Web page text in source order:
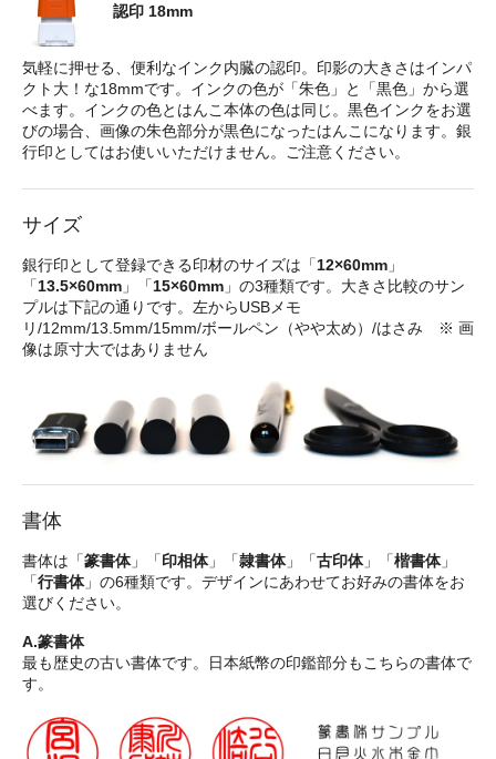
認印 18mm
気軽に押せる、便利なインク内臓の認印。印影の大きさはインパ
クト大！な18mmです。インクの色が「朱色」と「黒色」から選
べます。インクの色とはんこ本体の色は同じ。黒色インクをお選
びの場合、画像の朱色部分が黒色になったはんこになります。銀
行印としてはお使いいただけません。ご注意ください。
サイズ
銀行印として登録できる印材のサイズは「12×60mm 」
「13.5×60mm 」「15×60mm 」の3種類です。大きさ比較のサン
プルは下記の通りです。左からUSBメモ
リ/12mm/13.5mm/15mm/ボールペン（やや太め）/はさみ ※ 画
像は原寸大ではありません
書体
書体は「篆書体」「印相体」「隷書体」「古印体」「楷書体」
「行書体」の6種類です。デザインにあわせてお好みの書体をお
選びください。
A.篆書体
最も歴史の古い書体です。日本紙幣の印鑑部分もこちらの書体で
す。